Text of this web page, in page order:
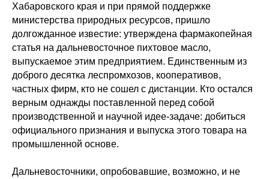
Хабаровского края и при прямой поддержке
министерства природных ресурсов, пришло
долгожданное известие: утверждена фармакопейная
статья на дальневосточное пихтовое масло,
выпускаемое этим предприятием. Единственным из
доброго десятка леспромхозов, кооперативов,
частных фирм, кто не сошел с дистанции. Кто остался
верным однажды поставленной перед собой
производственной и научной идее-задаче: добиться
официального признания и выпуска этого товара на
промышленной основе.
Дальневосточники, опробовавшие, возможно, и не